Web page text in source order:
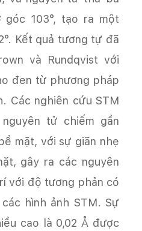
103°, tạo ra một
Kết quả tương tự đã
và Rundqvist với
đen từ phương pháp
Các nghiên cứu STM
tử chiếm gần
mặt, với sự giãn nhẹ
gây ra các nguyên
với độ tương phản có
hình ảnh STM. Sự
cao là 0,02 Å được